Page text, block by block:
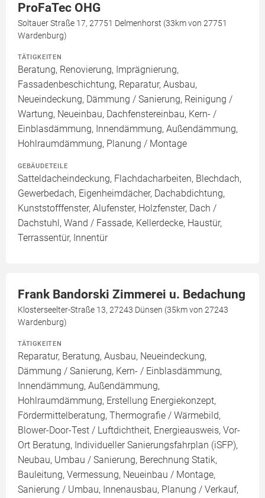
ProFaTec OHG
Soltauer Straße 17, 27751 Delmenhorst (33km von 27751
Wardenburg)
TÄTIGKEITEN
Beratung, Renovierung, Imprägnierung,
Fassadenbeschichtung, Reparatur, Ausbau,
Neueindeckung, Dämmung / Sanierung, Reinigung /
Wartung, Neueinbau, Dachfenstereinbau, Kern- /
Einblasdämmung, Innendämmung, Außendämmung,
Hohlraumdämmung, Planung / Montage
GEBÄUDETEILE
Satteldacheindeckung, Flachdacharbeiten, Blechdach,
Gewerbedach, Eigenheimdächer, Dachabdichtung,
Kunststofffenster, Alufenster, Holzfenster, Dach /
Dachstuhl, Wand / Fassade, Kellerdecke, Haustür,
Terrassentür, Innentür
Frank Bandorski Zimmerei u. Bedachung
Klosterseelter-Straße 13, 27243 Dünsen (35km von 27243
Wardenburg)
TÄTIGKEITEN
Reparatur, Beratung, Ausbau, Neueindeckung,
Dämmung / Sanierung, Kern- / Einblasdämmung,
Innendämmung, Außendämmung,
Hohlraumdämmung, Erstellung Energiekonzept,
Fördermittelberatung, Thermografie / Wärmebild,
Blower-Door-Test / Luftdichtheit, Energieausweis, Vor-
Ort Beratung, Individueller Sanierungsfahrplan (iSFP),
Neubau, Umbau / Sanierung, Berechnung Statik,
Bauleitung, Vermessung, Neueinbau / Montage,
Sanierung / Umbau, Innenausbau, Planung / Verkauf,